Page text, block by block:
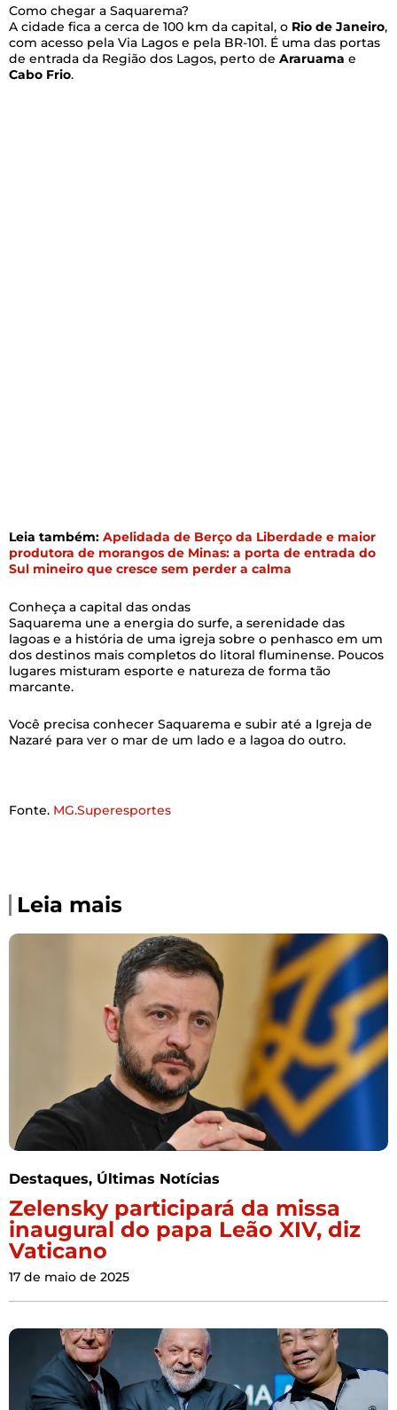
Como chegar a Saquarema?
A cidade fica a cerca de 100 km da capital, o Rio de Janeiro,
com acesso pela Via Lagos e pela BR-101. É uma das portas
de entrada da Região dos Lagos, perto de Araruama e
Cabo Frio.
Leia também: Apelidada de Berço da Liberdade e maior
produtora de morangos de Minas: a porta de entrada do
Sul mineiro que cresce sem perder a calma
Conheça a capital das ondas
Saquarema une a energia do surfe, a serenidade das
lagoas e a história de uma igreja sobre o penhasco em um
dos destinos mais completos do litoral fluminense. Poucos
lugares misturam esporte e natureza de forma tão
marcante.
Você precisa conhecer Saquarema e subir até a Igreja de
Nazaré para ver o mar de um lado e a lagoa do outro.
Fonte. MG.Superesportes
Leia mais
Destaques, Últimas Notícias
Zelensky participará da missa
inaugural do papa Leão XIV, diz
Vaticano
17 de maio de 2025